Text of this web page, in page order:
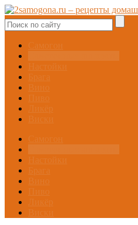
Самогон
Настойки
Брага
Вино
Пиво
Ликёр
Виски
Самогон
Настойки
Брага
Вино
Пиво
Ликёр
Виски